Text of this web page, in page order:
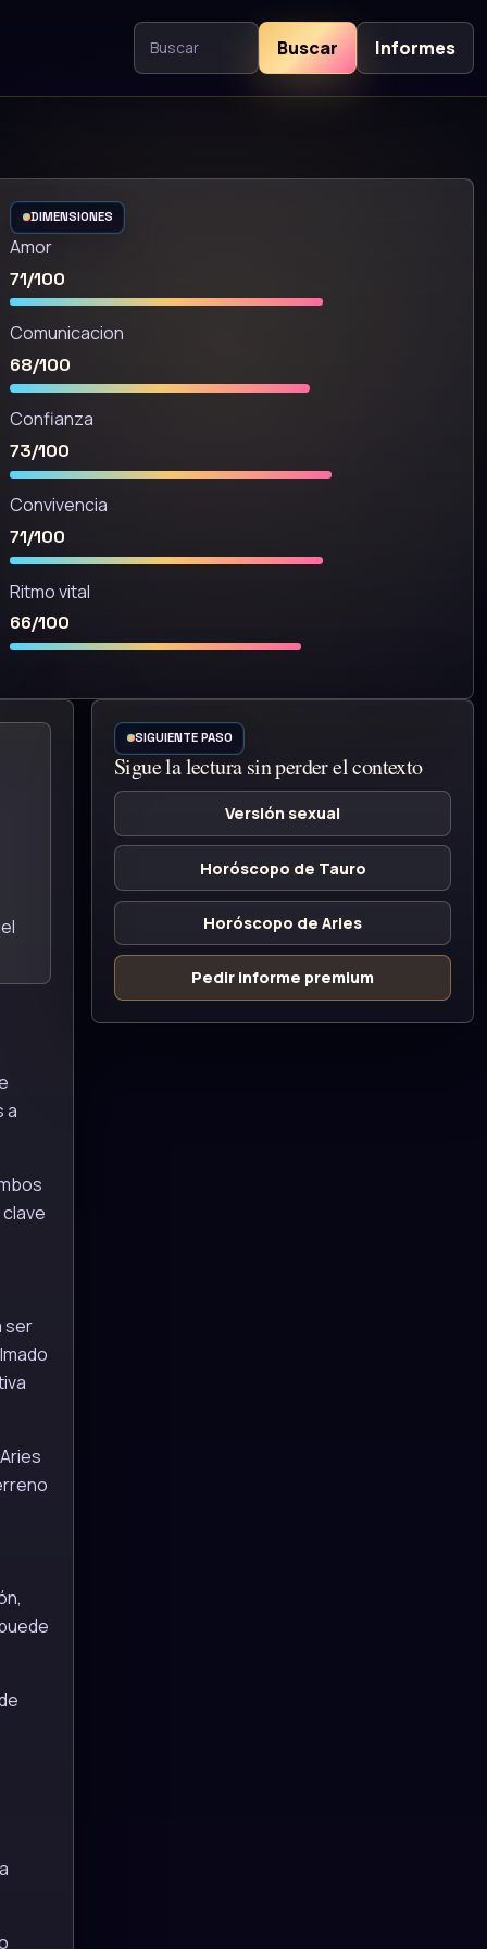
Buscar contenidoBuscar Informes
DIMENSIONES
Amor
71/100
Comunicacion
68/100
Confianza
73/100
Convivencia
71/100
Ritmo vital
66/100
a
ser
SIGUIENTE PASO
Sigue la lectura sin perder el contexto
Versión sexual
Horóscopo de Tauro
Horóscopo de Aries
Pedir informe premium